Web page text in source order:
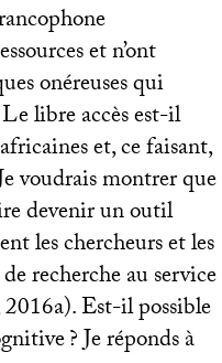
et n’ont
onéreuses qui
libre accès est-il
et, ce faisant,
voudrais montrer que
devenir un outil
les chercheurs et les
recherche au service
Est-il possible
? Je réponds à